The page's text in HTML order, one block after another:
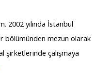
2002 yılında İstanbul
bölümünden mezun olarak
şirketlerinde çalışmaya